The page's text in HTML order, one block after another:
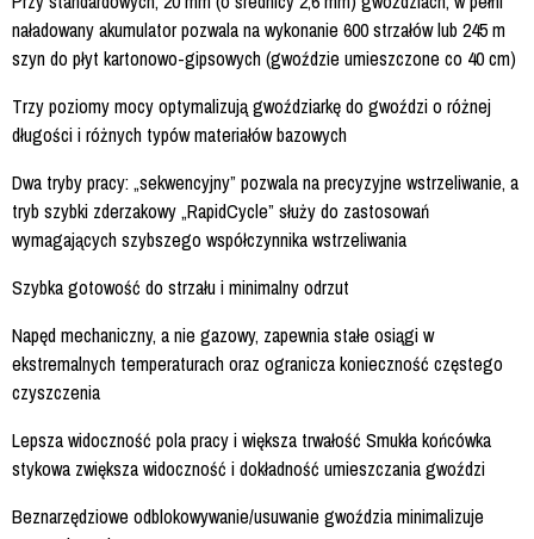
naładowany akumulator pozwala na wykonanie 600 strzałów lub 245 m
szyn do płyt kartonowo-gipsowych (gwoździe umieszczone co 40 cm)
Trzy poziomy mocy optymalizują gwoździarkę do gwoździ o różnej
długości i różnych typów materiałów bazowych
Dwa tryby pracy: „sekwencyjny” pozwala na precyzyjne wstrzeliwanie, a
tryb szybki zderzakowy „RapidCycle” służy do zastosowań
wymagających szybszego współczynnika wstrzeliwania
Szybka gotowość do strzału i minimalny odrzut
Napęd mechaniczny, a nie gazowy, zapewnia stałe osiągi w
ekstremalnych temperaturach oraz ogranicza konieczność częstego
czyszczenia
Lepsza widoczność pola pracy i większa trwałość Smukła końcówka
stykowa zwiększa widoczność i dokładność umieszczania gwoździ
Beznarzędziowe odblokowywanie/usuwanie gwoździa minimalizuje